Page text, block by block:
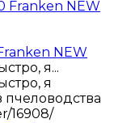
NEW
я...
я
пчеловодства
16908/